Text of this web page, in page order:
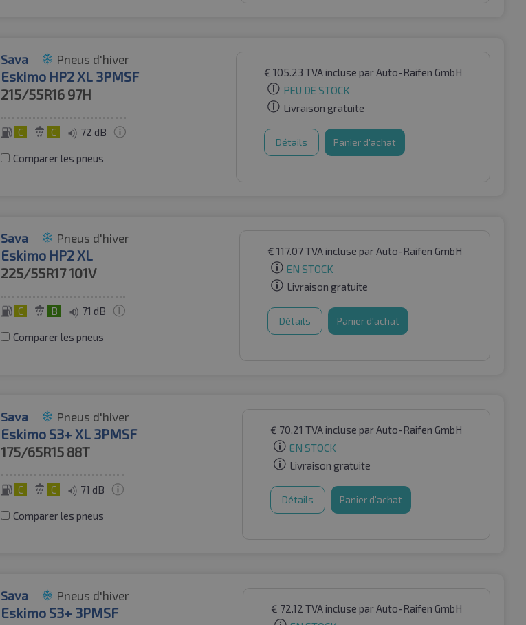
Sava Pneus d'hiver
Eskimo HP2 XL 3PMSF
215/55R16 97H
C C 72 dB
Comparer les pneus
€ 105.23 TVA incluse par Auto-Raifen GmbH
PEU DE STOCK
Livraison gratuite
Détails Panier d'achat
Sava Pneus d'hiver
Eskimo HP2 XL
225/55R17101V
C B 71 dB
Comparer les pneus
€ 117.07TVA incluse par Auto-Raifen GmbH
EN STOCK
Livraison gratuite
Détails Panier d'achat
Sava Pneus d'hiver
Eskimo S3+ XL 3PMSF
175/65R15 88T
C C 71 dB
Comparer les pneus
€ 70.21 TVA incluse par Auto-Raifen GmbH
EN STOCK
Livraison gratuite
Détails Panier d'achat
Sava Pneus d'hiver
Eskimo S3+ 3PMSF
€ 72.12 TVA incluse par Auto-Raifen GmbH